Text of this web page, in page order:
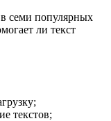
семи популярных
ли текст
текстов;